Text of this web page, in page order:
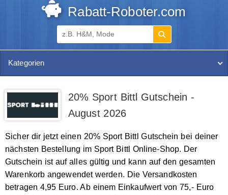
Rabatt-Roboter.com
Kategorien
20% Sport Bittl Gutschein -
August 2026
Sicher dir jetzt einen 20% Sport Bittl Gutschein bei deiner
nächsten Bestellung im Sport Bittl Online-Shop. Der
Gutschein ist auf alles gültig und kann auf den gesamten
Warenkorb angewendet werden. Die Versandkosten
betragen 4,95 Euro. Ab einem Einkaufwert von 75,- Euro